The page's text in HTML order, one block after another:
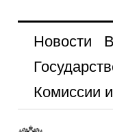
Новости
Комиссии